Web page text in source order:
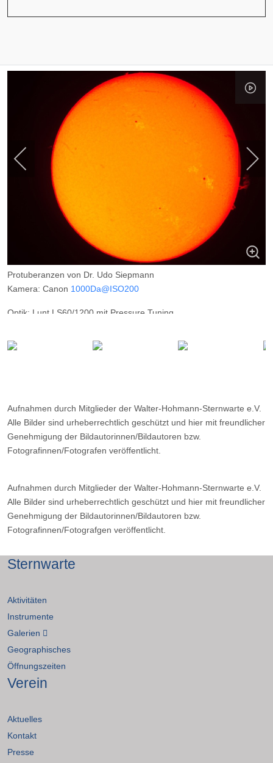
Protuberanzen von Dr. Udo Siepmann
Kamera: Canon 1000Da@ISO200
Optik: Lunt LS60/1200 mit Pressure Tuning
Filter: ---
Aufnahmen durch Mitglieder der Walter-Hohmann-Sternwarte e.V.
Alle Bilder sind urheberrechtlich geschützt und hier mit freundlicher
Genehmigung der Bildautorinnen/Bildautoren bzw.
Fotografinnen/Fotografen veröffentlicht.
Aufnahmen durch Mitglieder der Walter-Hohmann-Sternwarte e.V.
Alle Bilder sind urheberrechtlich geschützt und hier mit freundlicher
Genehmigung der Bildautorinnen/Bildautoren bzw.
Fotografinnen/Fotografgen veröffentlicht.
Sternwarte
Aktivitäten
Instrumente
Galerien
Geographisches
Öffnungszeiten
Verein
Aktuelles
Kontakt
Presse